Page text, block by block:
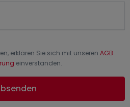
erklären Sie sich mit unseren AGB
einverstanden.